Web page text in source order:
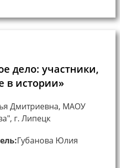
дело: участники,
в истории»
Дмитриевна, МАОУ
г. Липецк
Губанова Юлия